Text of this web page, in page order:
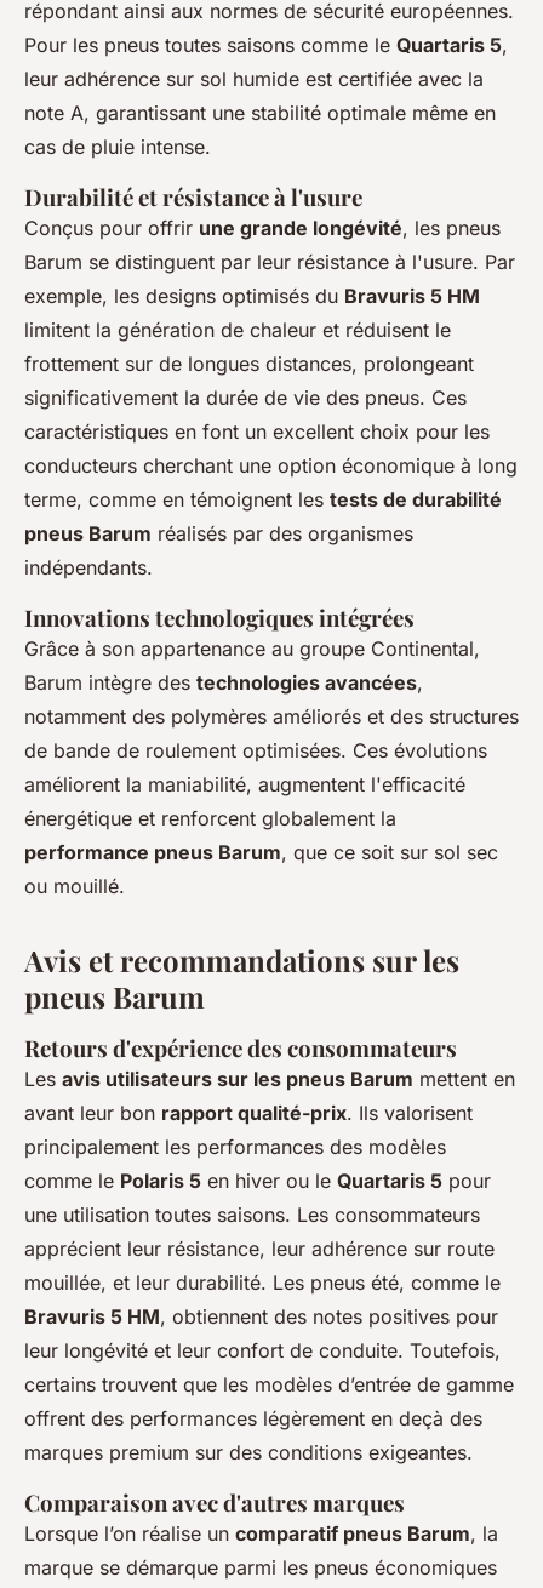
répondant ainsi aux normes de sécurité européennes.
Pour les pneus toutes saisons comme le Quartaris 5,
leur adhérence sur sol humide est certifiée avec la
note A, garantissant une stabilité optimale même en
cas de pluie intense.
Durabilité et résistance à l'usure
Conçus pour offrir une grande longévité, les pneus
Barum se distinguent par leur résistance à l'usure. Par
exemple, les designs optimisés du Bravuris 5 HM
limitent la génération de chaleur et réduisent le
frottement sur de longues distances, prolongeant
significativement la durée de vie des pneus. Ces
caractéristiques en font un excellent choix pour les
conducteurs cherchant une option économique à long
terme, comme en témoignent les tests de durabilité
pneus Barum réalisés par des organismes
indépendants.
Innovations technologiques intégrées
Grâce à son appartenance au groupe Continental,
Barum intègre des technologies avancées,
notamment des polymères améliorés et des structures
de bande de roulement optimisées. Ces évolutions
améliorent la maniabilité, augmentent l'efficacité
énergétique et renforcent globalement la
performance pneus Barum, que ce soit sur sol sec
ou mouillé.
Avis et recommandations sur les
pneus Barum
Retours d'expérience des consommateurs
Les avis utilisateurs sur les pneus Barum mettent en
avant leur bon rapport qualité-prix. Ils valorisent
principalement les performances des modèles
comme le Polaris 5 en hiver ou le Quartaris 5 pour
une utilisation toutes saisons. Les consommateurs
apprécient leur résistance, leur adhérence sur route
mouillée, et leur durabilité. Les pneus été, comme le
Bravuris 5 HM, obtiennent des notes positives pour
leur longévité et leur confort de conduite. Toutefois,
certains trouvent que les modèles d’entrée de gamme
offrent des performances légèrement en deçà des
marques premium sur des conditions exigeantes.
Comparaison avec d'autres marques
Lorsque l’on réalise un comparatif pneus Barum, la
marque se démarque parmi les pneus économiques